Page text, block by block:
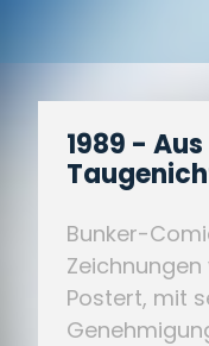
1989 -
Bunker-
Postert, mit